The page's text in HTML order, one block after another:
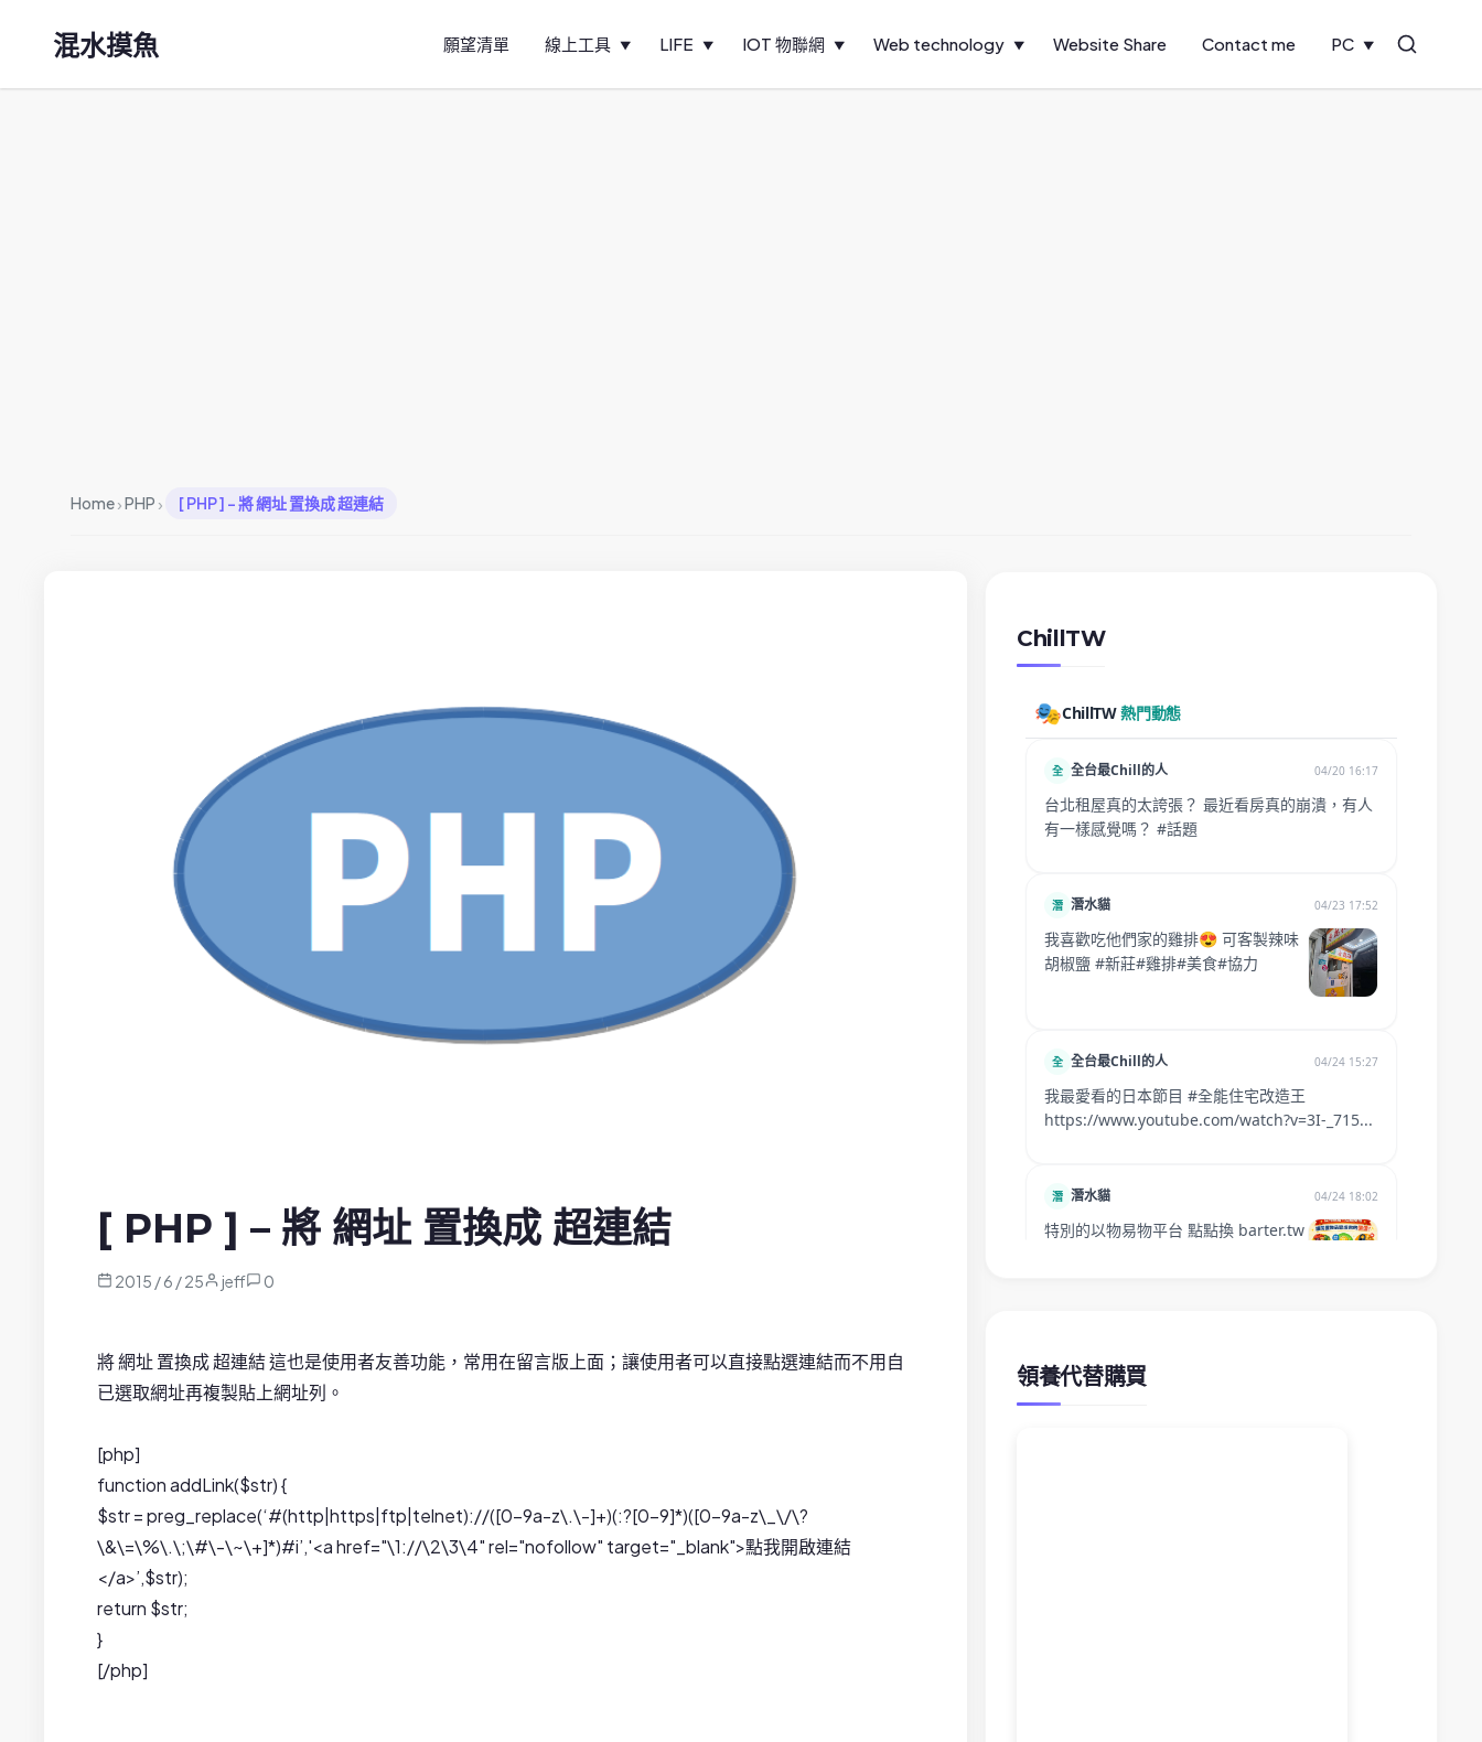
混水摸魚 願望清單 線上工具 LIFE IOT 物聯網 Web technology Website Share Contact me PC Search
Home›PHP › [ PHP ] – 將 網址 置換成 超連結
[ PHP ] – 將 網址 置換成 超連結
2015 / 6 / 25 jeff 0
將 網址 置換成 超連結 這也是使用者友善功能，常用在留言版上面；讓使用者可以直接點選連結而不用自
已選取網址再複製貼上網址列。
[php]
function addLink($str) {
$str = preg_replace(‘#(http|https|ftp|telnet)://([0-9a-z\.\-]+)(:?[0-9]*)([0-9a-z\_\/\?
\&\=\%\.\;\#\-\~\+]*)#i’,'<a href="\1://\2\3\4" rel="nofollow" target="_blank">點我開啟連結
</a>’,$str);
return $str;
}
[/php]
ChillTW
領養代替購買